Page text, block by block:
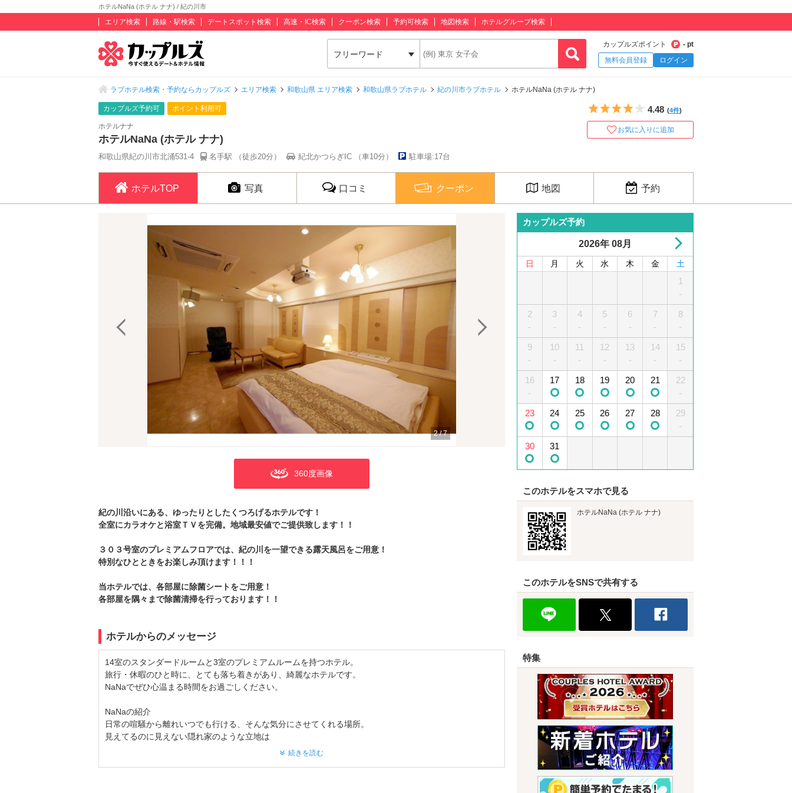
ホテルNaNa (ホテル ナナ) / 紀の川市
エリア検索 路線・駅検索 デートスポット検索 高速・IC検索 クーポン検索 予約可検索 地図検索 ホテルグループ検索
フリーワード
カップルズポイント
- pt
無料会員登録
ログイン
ラブホテル検索・予約ならカップルズ エリア検索 和歌山県 エリア検索 和歌山県ラブホテル 紀の川市ラブホテル ホテルNaNa (ホテル ナナ)
カップルズ予約可 ポイント利用可
ホテルナナ
ホテルNaNa (ホテル ナナ)
和歌山県紀の川市北涌531-4 名手駅 （徒歩20分） 紀北かつらぎIC （車10分） 駐車場:17台
5つ星のうち4
4.48 (4件)
お気に入りに追加
ホテルTOP 写真 口コミ クーポン 地図 予約
2/7
360度画像
紀の川沿いにある、ゆったりとしたくつろげるホテルです！
全室にカラオケと浴室ＴＶを完備。地域最安値でご提供致します！！
３０３号室のプレミアムフロアでは、紀の川を一望できる露天風呂をご用意！
特別なひとときをお楽しみ頂けます！！！
当ホテルでは、各部屋に除菌シートをご用意！
各部屋を隅々まで除菌清掃を行っております！！
ホテルからのメッセージ
14室のスタンダードルームと3室のプレミアムルームを持つホテル。
旅行・休暇のひと時に、とても落ち着きがあり、綺麗なホテルです。
NaNaでぜひ心温まる時間をお過ごしください。
NaNaの紹介
日常の喧騒から離れいつでも行ける、そんな気分にさせてくれる場所。
見えてるのに見えない隠れ家のような立地は
見つけた時にちょっと嬉しい気持ちにさせてくれます。
続きを読む
カップルズ予約
2026年 08月
日 月 火 水 木 金 土
1
-
2
-
3
-
4
-
5
-
6
-
7
-
8
-
9
-
10
-
11
-
12
-
13
-
14
-
15
-
16
-
17 18 19 20 21
22
-
23
24 25 26 27 28
29
-
30
31
5
-
6
7 8 9 10 11
12
-
13
14 15 16 17
18
-
19
-
20
-
21
-
22
-
23
-
24
-
25
-
26
-
27
28 29 30
このホテルをスマホで見る
ホテルNaNa (ホテル ナナ)
このホテルをSNSで共有する
特集